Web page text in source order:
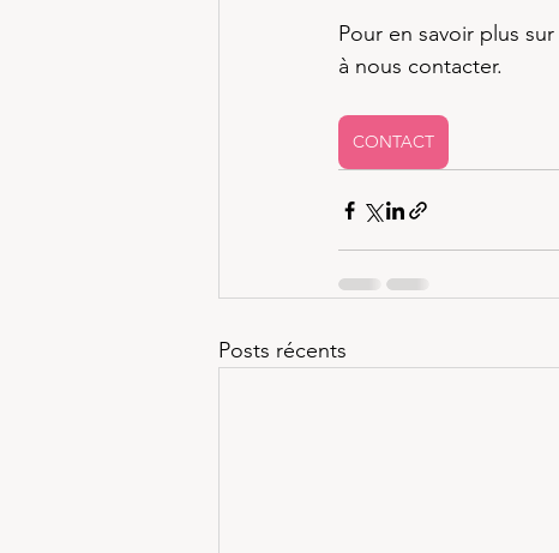
Pour en savoir plus
à nous contacter.
CONTACT
Posts récents